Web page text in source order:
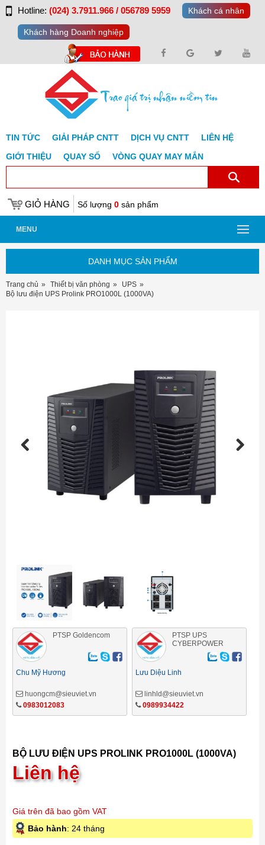
Hotline: (024) 3.7911.966 / 056789 5959 Khách cá nhân
Khách hàng Doanh nghiệp
TIN TỨC GIẢI PHÁP CNTT DỊCH VỤ CNTT
LIÊN HỆ
GIỚI THIỆU
QUAY SỐ VÒNG QUAY MAY MẮN
GIỎ HÀNG Số lượng 0 sản phẩm
MENU
DANH MỤC SẢN PHẨM
Trang chủ Thiết bị văn phòng
UPS
Bộ lưu điện UPS Prolink PRO1000L (1000VA)
Previous
PTSP Goldencom
Chu Mỹ Hương
huongcm@sieuviet.vn
0983012083
PTSP UPS
CYBERPOWER
Lưu Diệu Linh
linhld@sieuviet.vn
0989934422
BỘ LƯU ĐIỆN UPS PROLINK PRO1000L (1000VA)
Liên hệ
Giá trên đã bao gồm VAT
Bảo hành: 24 tháng